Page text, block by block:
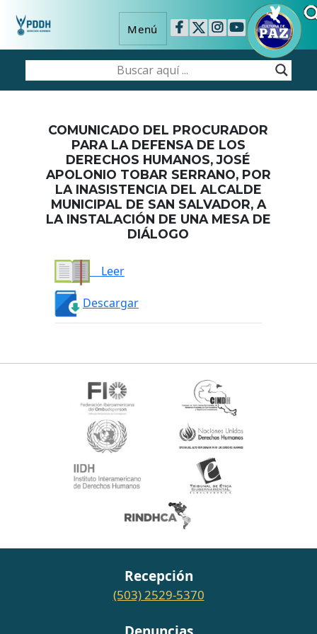
Menú
COMUNICADO DEL PROCURADOR
PARA LA DEFENSA DE LOS
DERECHOS HUMANOS, JOSÉ
APOLONIO TOBAR SERRANO, POR
LA INASISTENCIA DEL ALCALDE
MUNICIPAL DE SAN SALVADOR, A
LA INSTALACIÓN DE UNA MESA DE
DIÁLOGO
Leer
Descargar
Recepción
(503) 2529-5370